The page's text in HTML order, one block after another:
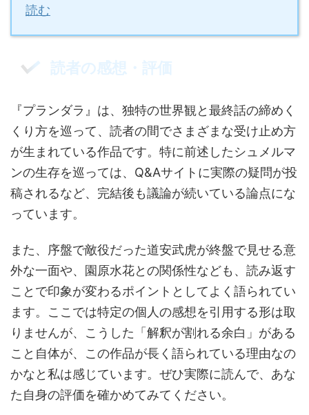
読む
読者の感想・評価
『プランダラ』は、独特の世界観と最終話の締めく
くり方を巡って、読者の間でさまざまな受け止め方
が生まれている作品です。特に前述したシュメルマ
ンの生存を巡っては、Q&Aサイトに実際の疑問が投
稿されるなど、完結後も議論が続いている論点にな
っています。
また、序盤で敵役だった道安武虎が終盤で見せる意
外な一面や、園原水花との関係性なども、読み返す
ことで印象が変わるポイントとしてよく語られてい
ます。ここでは特定の個人の感想を引用する形は取
りませんが、こうした「解釈が割れる余白」がある
こと自体が、この作品が長く語られている理由なの
かなと私は感じています。ぜひ実際に読んで、あな
た自身の評価を確かめてみてください。